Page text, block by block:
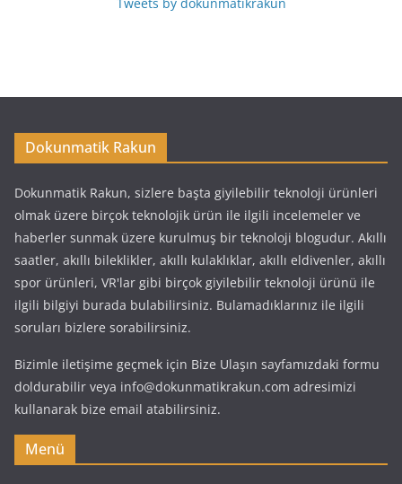
Dokunmatik Rakun
Dokunmatik Rakun, sizlere başta giyilebilir teknoloji ürünleri
olmak üzere birçok teknolojik ürün ile ilgili incelemeler ve
haberler sunmak üzere kurulmuş bir teknoloji blogudur. Akıllı
saatler, akıllı bileklikler, akıllı kulaklıklar, akıllı eldivenler, akıllı
spor ürünleri, VR'lar gibi birçok giyilebilir teknoloji ürünü ile
ilgili bilgiyi burada bulabilirsiniz. Bulamadıklarınız ile ilgili
soruları bizlere sorabilirsiniz.
Bizimle iletişime geçmek için Bize Ulaşın sayfamızdaki formu
doldurabilir veya info@dokunmatikrakun.com adresimizi
kullanarak bize email atabilirsiniz.
Menü